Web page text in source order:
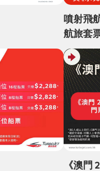
噴射飛
航旅套
《澳門